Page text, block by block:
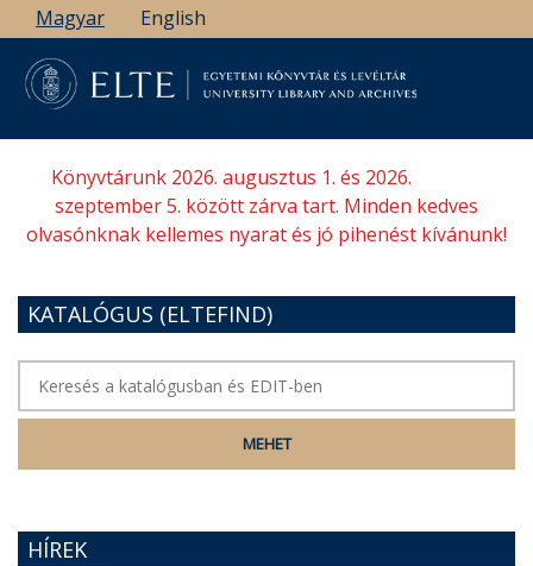
Ugrás
a
tartalomra
Magyar English
Könyvtárunk 2026. augusztus 1. és 2026.
szeptember 5. között zárva tart. Minden kedves
olvasónknak kellemes nyarat és jó pihenést kívánunk!
KATALÓGUS (ELTEFIND)
HÍREK